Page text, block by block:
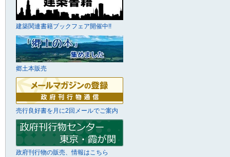
建築関連書籍ブックフェア開催中!!
郷土本販売
売行良好書を月に2回メールでご案内
政府刊行物の販売、情報はこちら